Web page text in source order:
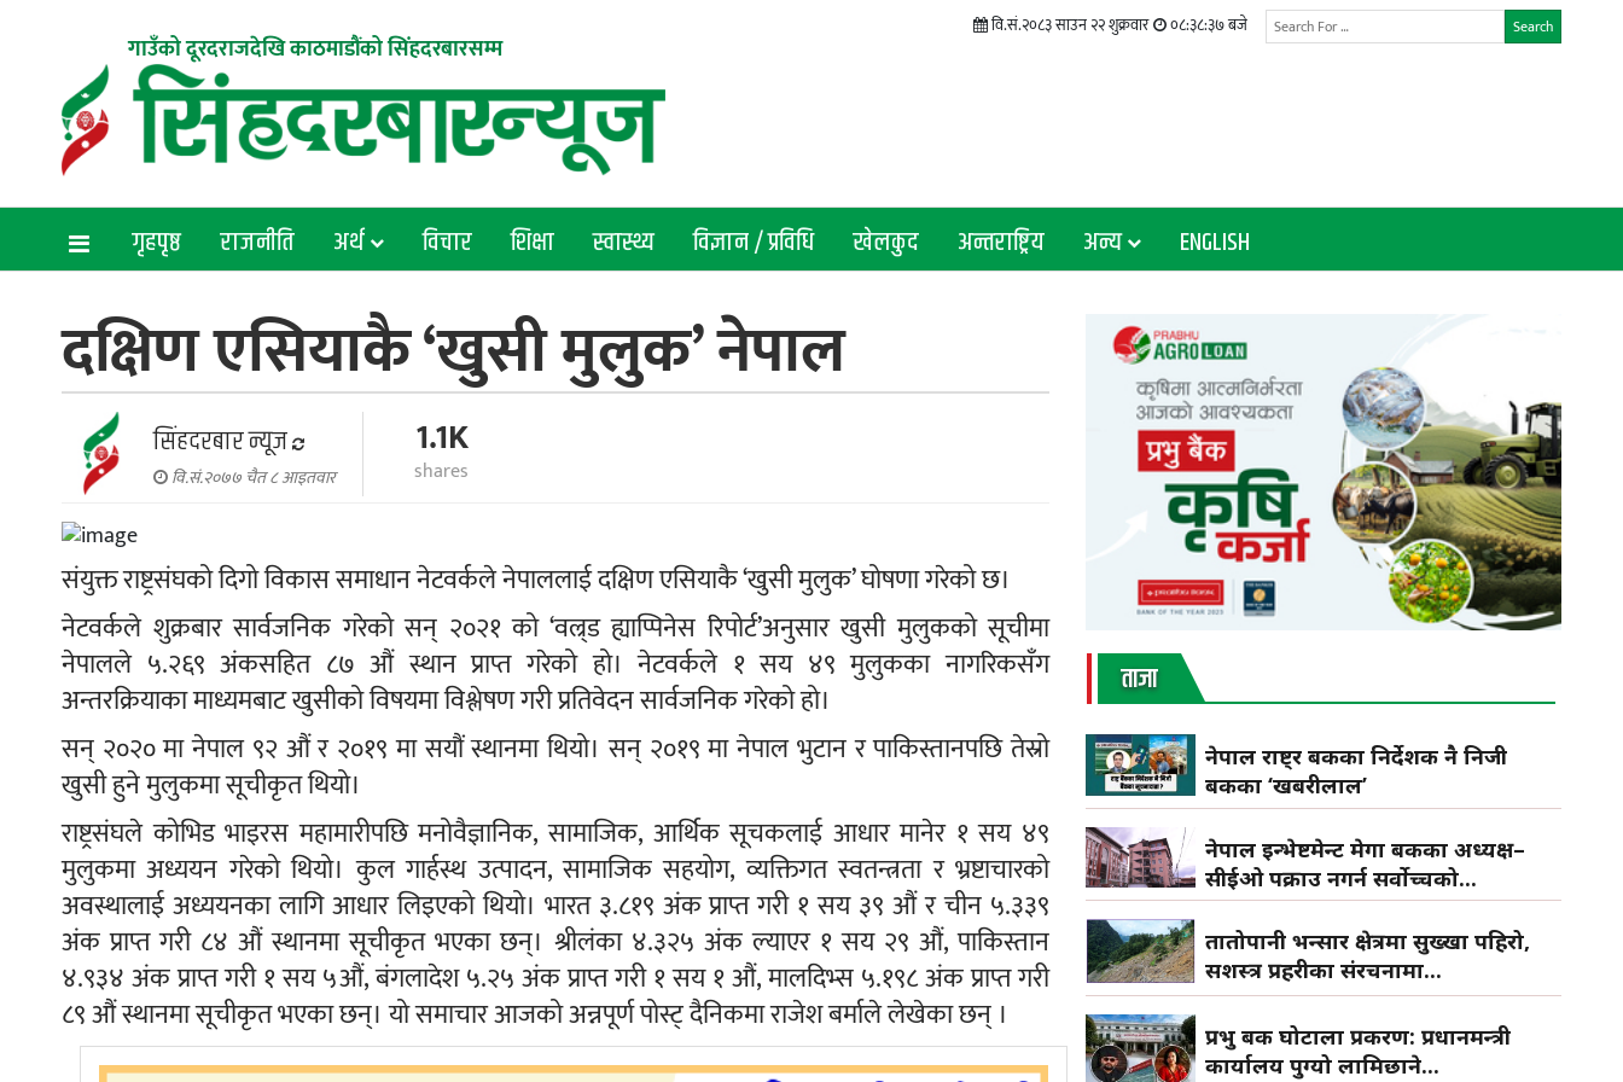
गाउँको दूरदराजदेखि काठमाडौंको सिंहदरबारसम्म
Search
वि.सं.२०८३ साउन २२ शुक्रवार ०८:३८:३८ बजे
गृहपृष्ठ राजनीति अर्थ विचार शिक्षा स्वास्थ्य विज्ञान / प्रविधि खेलकुद अन्तराष्ट्रिय अन्य ENGLISH
दक्षिण एसियाकै ‘खुसी मुलुक’ नेपाल
सिंहदरबार न्यूज
वि.सं.२०७७ चैत ८ आइतवार
1.1K
shares
संयुक्त राष्ट्रसंघको दिगो विकास समाधान नेटवर्कले नेपाललाई दक्षिण एसियाकै ‘खुसी मुलुक’ घोषणा गरेको छ।
नेटवर्कले शुक्रबार सार्वजनिक गरेको सन् २०२१ को ‘वल्र्ड ह्याप्पिनेस रिपोर्ट’अनुसार खुसी मुलुकको सूचीमा
नेपालले ५.२६९ अंकसहित ८७ औं स्थान प्राप्त गरेको हो। नेटवर्कले १ सय ४९ मुलुकका नागरिकसँग
अन्तरक्रियाका माध्यमबाट खुसीको विषयमा विश्लेषण गरी प्रतिवेदन सार्वजनिक गरेको हो।
सन् २०२० मा नेपाल ९२ औं र २०१९ मा सयौं स्थानमा थियो। सन् २०१९ मा नेपाल भुटान र पाकिस्तानपछि तेस्रो
खुसी हुने मुलुकमा सूचीकृत थियो।
राष्ट्रसंघले कोभिड भाइरस महामारीपछि मनोवैज्ञानिक, सामाजिक, आर्थिक सूचकलाई आधार मानेर १ सय ४९
मुलुकमा अध्ययन गरेको थियो। कुल गार्हस्थ उत्पादन, सामाजिक सहयोग, व्यक्तिगत स्वतन्त्रता र भ्रष्टाचारको
अवस्थालाई अध्ययनका लागि आधार लिइएको थियो। भारत ३.८१९ अंक प्राप्त गरी १ सय ३९ औं र चीन ५.३३९
अंक प्राप्त गरी ८४ औं स्थानमा सूचीकृत भएका छन्। श्रीलंका ४.३२५ अंक ल्याएर १ सय २९ औं, पाकिस्तान
४.९३४ अंक प्राप्त गरी १ सय ५औं, बंगलादेश ५.२५ अंक प्राप्त गरी १ सय १ औं, मालदिभ्स ५.१९८ अंक प्राप्त गरी
८९ औं स्थानमा सूचीकृत भएका छन्। यो समाचार आजको अन्नपूर्ण पोस्ट् दैनिकमा राजेश बर्माले लेखेका छन् ।
ताजा
नेपाल राष्ट्र बैंकका निर्देशक नै निजी
बैंकका ‘खबरीलाल’
नेपाल इन्भेष्टमेन्ट मेगा बैंकका अध्यक्ष–
सीईओ पक्राउ नगर्न सर्वोच्चको...
तातोपानी भन्सार क्षेत्रमा सुख्खा पहिरो,
सशस्त्र प्रहरीका संरचनामा...
प्रभु बैंक घोटाला प्रकरण: प्रधानमन्त्री
कार्यालय पुग्यो लामिछाने...